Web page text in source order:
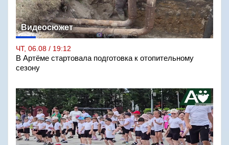
Видеосюжет
ЧТ, 06.08 / 19:12
В Артёме стартовала подготовка к отопительному
сезону